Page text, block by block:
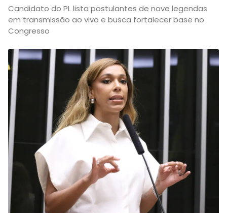
Candidato do PL lista postulantes de nove legendas
em transmissão ao vivo e busca fortalecer base no
Congresso